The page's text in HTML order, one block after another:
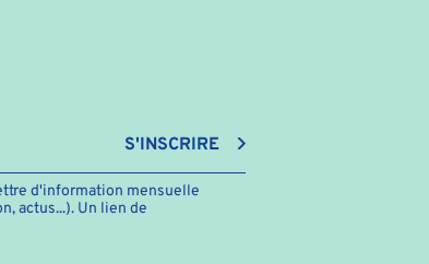
S'INSCRIRE
d'information mensuelle
actus...). Un lien de